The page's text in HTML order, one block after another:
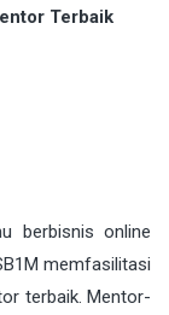
Terbaik
berbisnis online
memfasilitasi
terbaik. Mentor-